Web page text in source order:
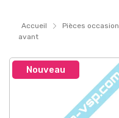
Accueil Pièces occasion
avant
Nouveau